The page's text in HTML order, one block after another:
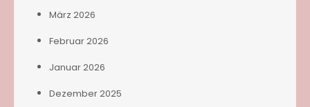
März 2026
Februar 2026
Januar 2026
Dezember 2025